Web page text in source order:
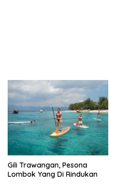
Gili Trawangan, Pesona
Lombok Yang Di Rindukan